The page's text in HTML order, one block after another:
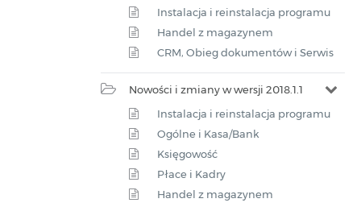
Instalacja i reinstalacja programu
Handel z magazynem
CRM, Obieg dokumentów i Serwis
Nowości i zmiany w wersji 2018.1.1
Instalacja i reinstalacja programu
Ogólne i Kasa/Bank
Księgowość
Płace i Kadry
Handel z magazynem